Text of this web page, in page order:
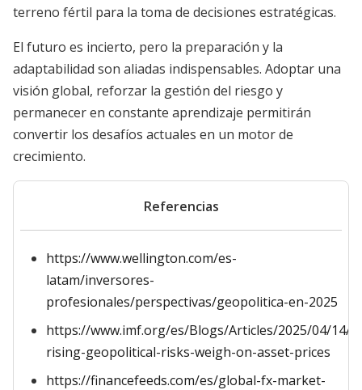
terreno fértil para la toma de decisiones estratégicas.
El futuro es incierto, pero la preparación y la
adaptabilidad son aliadas indispensables. Adoptar una
visión global, reforzar la gestión del riesgo y
permanecer en constante aprendizaje permitirán
convertir los desafíos actuales en un motor de
crecimiento.
Referencias
https://www.wellington.com/es-
latam/inversores-
profesionales/perspectivas/geopolitica-en-2025
https://www.imf.org/es/Blogs/Articles/2025/04/14/
rising-geopolitical-risks-weigh-on-asset-prices
https://financefeeds.com/es/global-fx-market-